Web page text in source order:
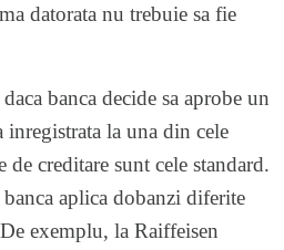
datorata nu trebuie sa fie
banca decide sa aprobe un
inregistrata la una din cele
creditare sunt cele standard.
aplica dobanzi diferite
exemplu, la Raiffeisen